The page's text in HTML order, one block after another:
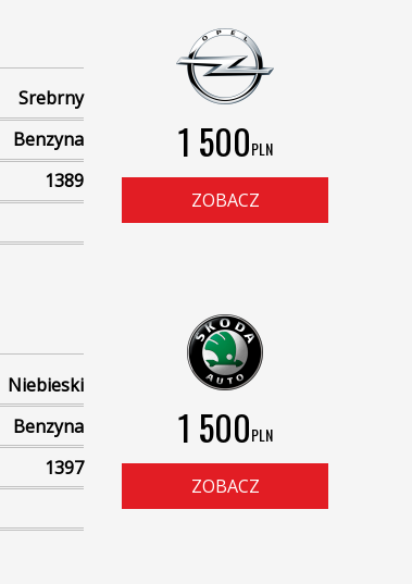
Srebrny
Benzyna
1389
1 500PLN
ZOBACZ
Niebieski
Benzyna
1397
1 500PLN
ZOBACZ